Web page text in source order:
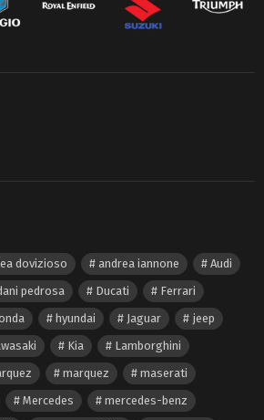
dovizioso andrea iannone
Audi
pedrosa Ducati
Ferrari
hyundai Jaguar
jeep
Kia
Lamborghini
marquez
maserati
Mercedes
mercedes-benz